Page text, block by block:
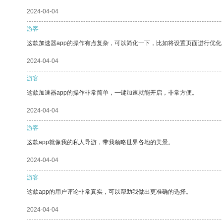
2024-04-04
游客
这款加速器app的操作有点复杂，可以简化一下，比如将设置页面进行优
2024-04-04
游客
这款加速器app的操作非常简单，一键加速就能开启，非常方便。
2024-04-04
游客
这款app就像我的私人导游，带我领略世界各地的美景。
2024-04-04
游客
这款app的用户评论非常真实，可以帮助我做出更准确的选择。
2024-04-04